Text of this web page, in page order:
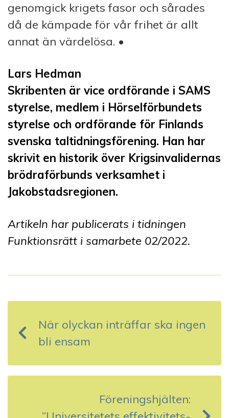
genomgick krigets fasor och sårades
då de kämpade för vår frihet är allt
annat än värdelösa. •
Lars Hedman
Skribenten är vice ordförande i SAMS
styrelse, medlem i Hörselförbundets
styrelse och ordförande för Finlands
svenska taltidningsförening. Han har
skrivit en historik över Krigsinvalidernas
brödraförbunds verksamhet i
Jakobstadsregionen.
Artikeln har publicerats i tidningen
Funktionsrätt i samarbete 02/2022.
n
g
När olyckan inträffar ska ingen
bli ensam
Föreningshjälten: